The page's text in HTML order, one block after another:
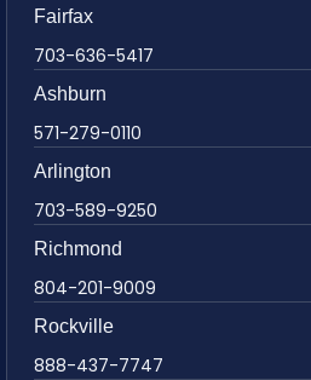
Fairfax
703-636-5417
Ashburn
571-279-0110
Arlington
703-589-9250
Richmond
804-201-9009
Rockville
888-437-7747